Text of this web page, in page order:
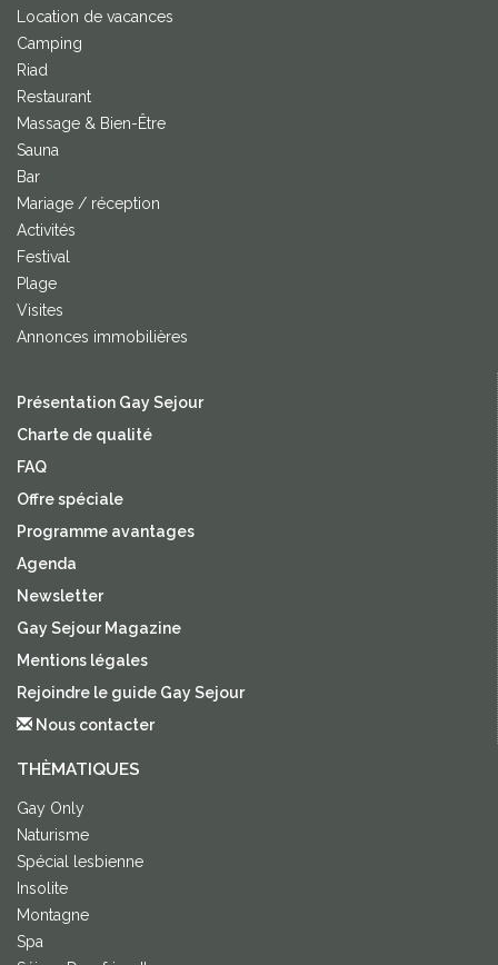
Location de vacances
Camping
Riad
Restaurant
Massage & Bien-Être
Sauna
Bar
Mariage / réception
Activités
Festival
Plage
Visites
Annonces immobilières
Présentation Gay Sejour
Charte de qualité
FAQ
Offre spéciale
Programme avantages
Agenda
Newsletter
Gay Sejour Magazine
Mentions légales
Rejoindre le guide Gay Sejour
Nous contacter
THÈMATIQUES
Gay Only
Naturisme
Spécial lesbienne
Insolite
Montagne
Spa